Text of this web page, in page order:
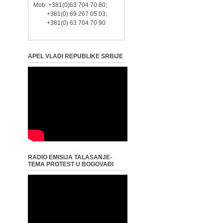
Mob: +381(0)63 704 70 80;
+381(0) 69 267 05 03;
+381(0) 63 704 70 90
APEL VLADI REPUBLIKE SRBIJE
RADIO EMISIJA TALASANJE-
TEMA PROTEST U BOGOVAĐI